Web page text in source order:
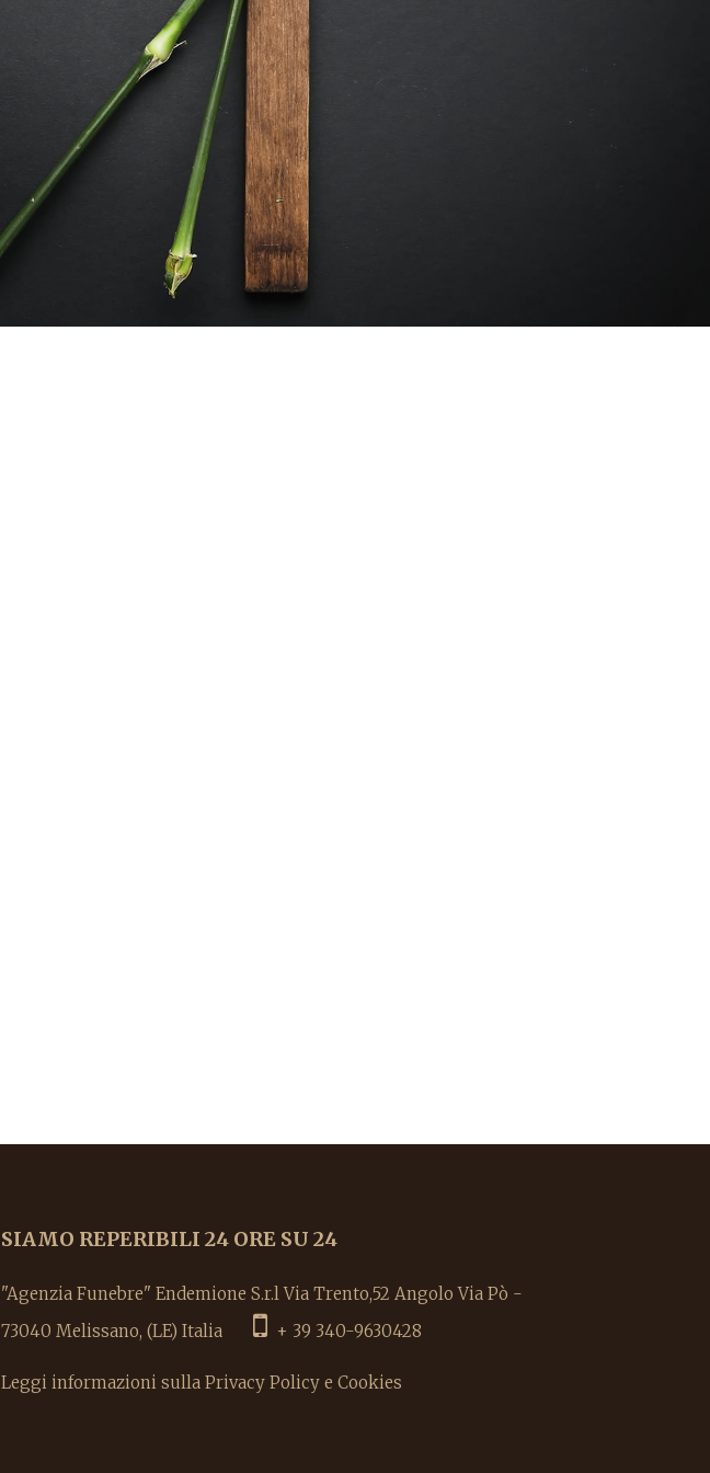
SIAMO REPERIBILI 24 ORE SU 24
"Agenzia Funebre" Endemione S.r.l Via Trento,52 Angolo Via Pò -
73040 Melissano, (LE) Italia
+ 39 340-9630428
Leggi informazioni sulla Privacy Policy e Cookies